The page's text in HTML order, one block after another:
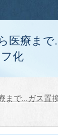
医療まで
化
まで...ガス置